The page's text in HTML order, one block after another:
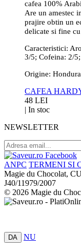
cafea 100%
Are un amestec
prajire obtin un
delicate si fine
Caracteristici:
3/5; Cofeina: 2/
Origine:
CAFEA
48 LEI
| In stoc
NEWSLETTER
ANPC TERMENI SI
Magie du Chocolat,
J40/11979/2007
© 2026 Magie du
DA NU